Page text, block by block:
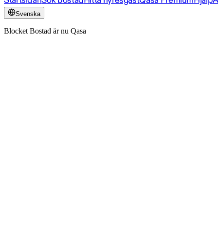
Svenska
Blocket Bostad är nu Qasa